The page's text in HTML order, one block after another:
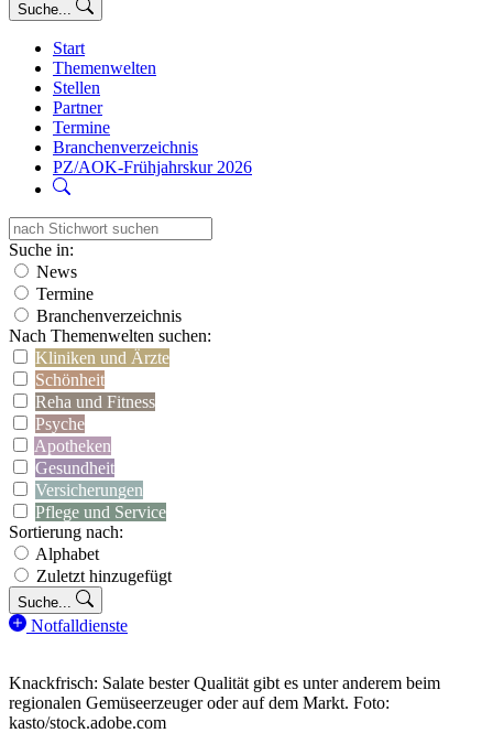
Suche...
Start
Themenwelten
Stellen
Partner
Termine
Branchenverzeichnis
PZ/AOK-Frühjahrskur 2026
Suche in:
News
Termine
Branchenverzeichnis
Nach Themenwelten suchen:
Kliniken und Ärzte
Schönheit
Reha und Fitness
Psyche
Apotheken
Gesundheit
Versicherungen
Pflege und Service
Sortierung nach:
Alphabet
Zuletzt hinzugefügt
Suche...
Notfalldienste
Knackfrisch: Salate bester Qualität gibt es unter anderem beim
regionalen Gemüseerzeuger oder auf dem Markt. Foto:
kasto/stock.adobe.com